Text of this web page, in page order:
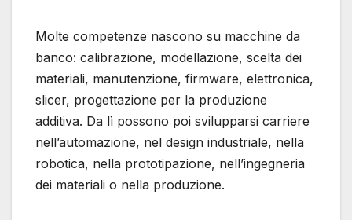
Molte competenze nascono su macchine da
banco: calibrazione, modellazione, scelta dei
materiali, manutenzione, firmware, elettronica,
slicer, progettazione per la produzione
additiva. Da lì possono poi svilupparsi carriere
nell’automazione, nel design industriale, nella
robotica, nella prototipazione, nell’ingegneria
dei materiali o nella produzione.